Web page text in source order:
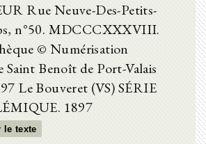
Rue Neuve-Des-Petits-
n°50. MDCCCXXXVIII.
© Numérisation
Saint Benoît de Port-Valais
Le Bouveret (VS) SÉRIE
1897
le texte